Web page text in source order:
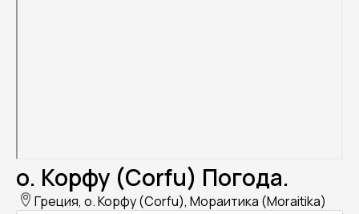
о. Корфу (Corfu) Погода.
Греция, о. Корфу (Corfu), Мораитика (Moraitika)